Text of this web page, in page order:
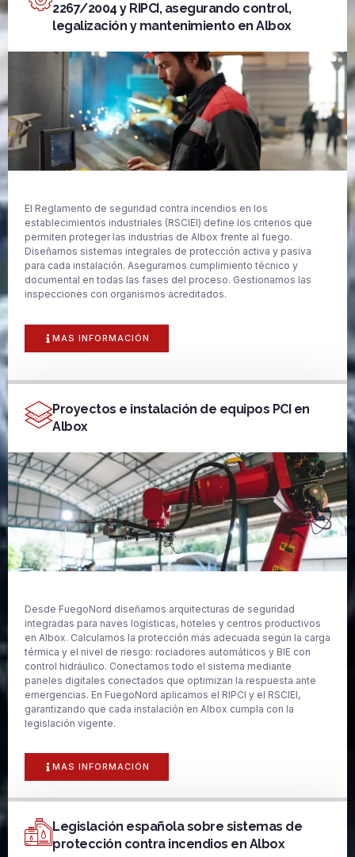
2267/2004 y RIPCI, asegurando control,
legalización y mantenimiento en Albox
El Reglamento de seguridad contra incendios en los
establecimientos industriales (RSCIEI) define los criterios que
permiten proteger las industrias de Albox frente al fuego.
Diseñamos sistemas integrales de protección activa y pasiva
para cada instalación. Aseguramos cumplimiento técnico y
documental en todas las fases del proceso. Gestionamos las
inspecciones con organismos acreditados.
MAS INFORMACIÓN
Proyectos e instalación de equipos PCI en
Albox
Desde FuegoNord diseñamos arquitecturas de seguridad
integradas para naves logísticas, hoteles y centros productivos
en Albox. Calculamos la protección más adecuada según la carga
térmica y el nivel de riesgo: rociadores automáticos y BIE con
control hidráulico. Conectamos todo el sistema mediante
paneles digitales conectados que optimizan la respuesta ante
emergencias. En FuegoNord aplicamos el RIPCI y el RSCIEI,
garantizando que cada instalación en Albox cumpla con la
legislación vigente.
MAS INFORMACIÓN
Legislación española sobre sistemas de
protección contra incendios en Albox